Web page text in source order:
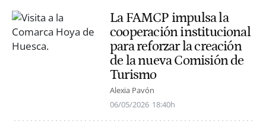
La FAMCP impulsa la
cooperación institucional
para reforzar la creación
de la nueva Comisión de
Turismo
Alexia Pavón
06/05/2026 18:40h